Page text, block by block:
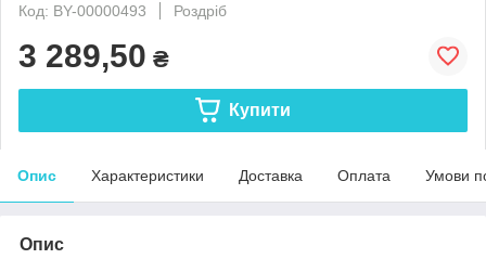
Код: BY-00000493
Роздріб
3 289,50 ₴
Купити
Опис Характеристики Доставка Оплата Умови
Опис